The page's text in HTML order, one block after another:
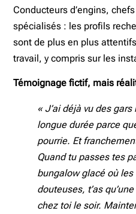
Conducteurs d’engins,
spécialisés : les profils
sont de plus en plus
travail, y compris sur les
Témoignage fictif, mais
« J’ai déjà vu des
longue durée parce
pourrie. Et
Quand tu passes tes
bungalow glacé où
douteuses, t’as
chez toi le soir.